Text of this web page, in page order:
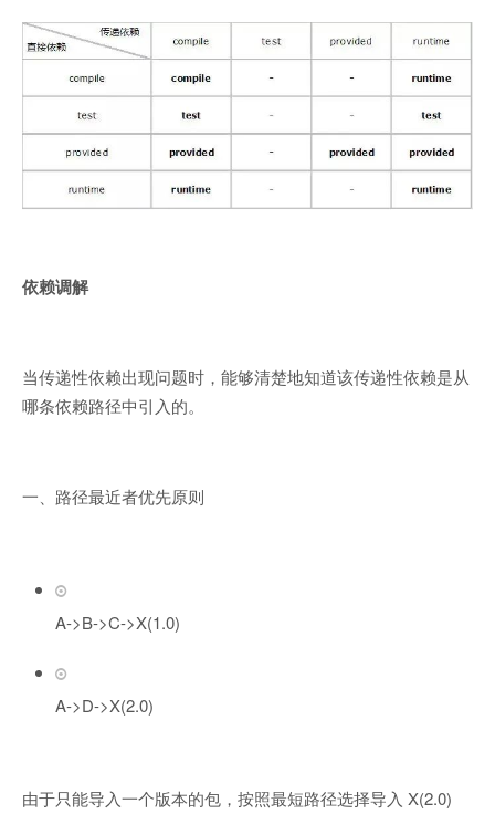
依赖调解
当传递性依赖出现问题时，能够清楚地知道该传递性依赖是从
哪条依赖路径中引入的。
一、路径最近者优先原则
A->B->C->X(1.0)
A->D->X(2.0)
由于只能导入一个版本的包，按照最短路径选择导入 X(2.0)